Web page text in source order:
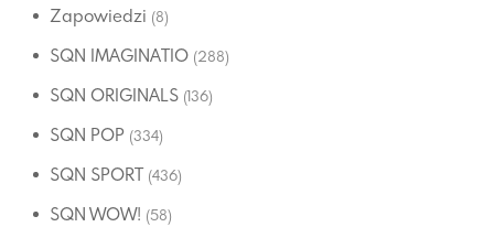
Zapowiedzi (8)
SQN IMAGINATIO (288)
SQN ORIGINALS (136)
SQN POP (334)
SQN SPORT (436)
SQN WOW! (58)